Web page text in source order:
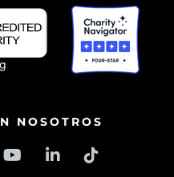
NOSOTROS